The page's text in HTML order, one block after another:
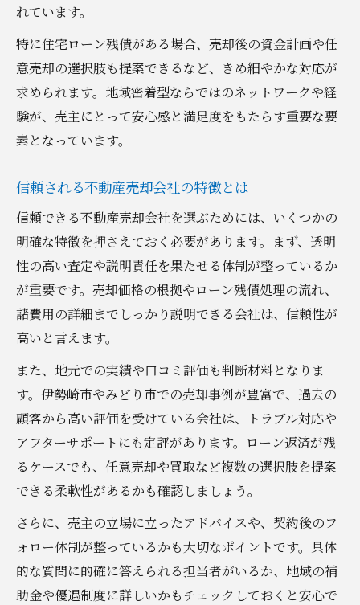
れています。
特に住宅ローン残債がある場合、売却後の資金計画や任
意売却の選択肢も提案できるなど、きめ細やかな対応が
求められます。地域密着型ならではのネットワークや経
験が、売主にとって安心感と満足度をもたらす重要な要
素となっています。
信頼される不動産売却会社の特徴とは
信頼できる不動産売却会社を選ぶためには、いくつかの
明確な特徴を押さえておく必要があります。まず、透明
性の高い査定や説明責任を果たせる体制が整っているか
が重要です。売却価格の根拠やローン残債処理の流れ、
諸費用の詳細までしっかり説明できる会社は、信頼性が
高いと言えます。
また、地元での実績や口コミ評価も判断材料となりま
す。伊勢崎市やみどり市での売却事例が豊富で、過去の
顧客から高い評価を受けている会社は、トラブル対応や
アフターサポートにも定評があります。ローン返済が残
るケースでも、任意売却や買取など複数の選択肢を提案
できる柔軟性があるかも確認しましょう。
さらに、売主の立場に立ったアドバイスや、契約後のフ
ォロー体制が整っているかも大切なポイントです。具体
的な質問に的確に答えられる担当者がいるか、地域の補
助金や優遇制度に詳しいかもチェックしておくと安心で